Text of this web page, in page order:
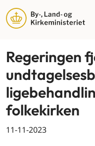
Regeringen
folkekirken
11-11-2023